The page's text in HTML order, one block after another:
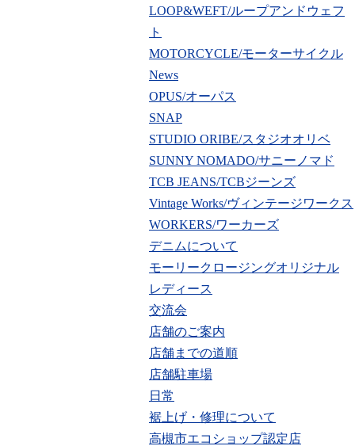
LOOP&WEFT/ループアンドウェフ
ト
MOTORCYCLE/モーターサイクル
News
OPUS/オーパス
SNAP
STUDIO ORIBE/スタジオオリベ
SUNNY NOMADO/サニーノマド
TCB JEANS/TCBジーンズ
Vintage Works/ヴィンテージワークス
WORKERS/ワーカーズ
デニムについて
モーリークロージングオリジナル
レディース
交流会
店舗のご案内
店舗までの道順
店舗駐車場
日常
裾上げ・修理について
高槻市エコショップ認定店